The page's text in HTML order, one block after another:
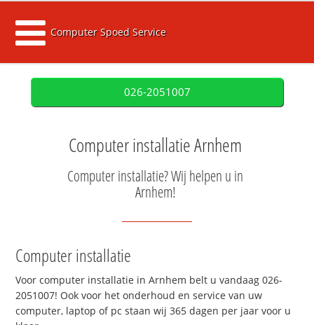
Computer Spoed Service
026-2051007
Computer installatie Arnhem
Computer installatie? Wij helpen u in
Arnhem!
Computer installatie
Voor computer installatie in Arnhem belt u vandaag 026-
2051007! Ook voor het onderhoud en service van uw
computer, laptop of pc staan wij 365 dagen per jaar voor u